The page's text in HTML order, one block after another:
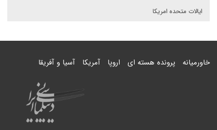
ایالات متحده امریکا
خاورمیانه پرونده هسته ای اروپا آمریکا آسیا و آفریقا